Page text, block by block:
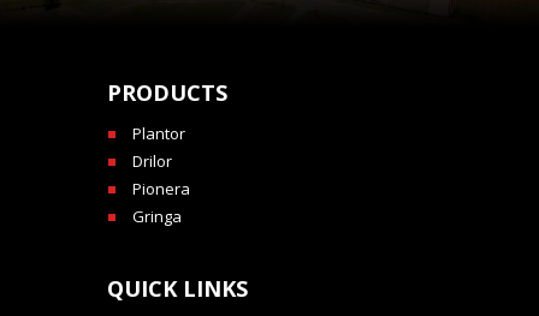
PRODUCTS
Plantor
Drilor
Pionera
Gringa
QUICK LINKS